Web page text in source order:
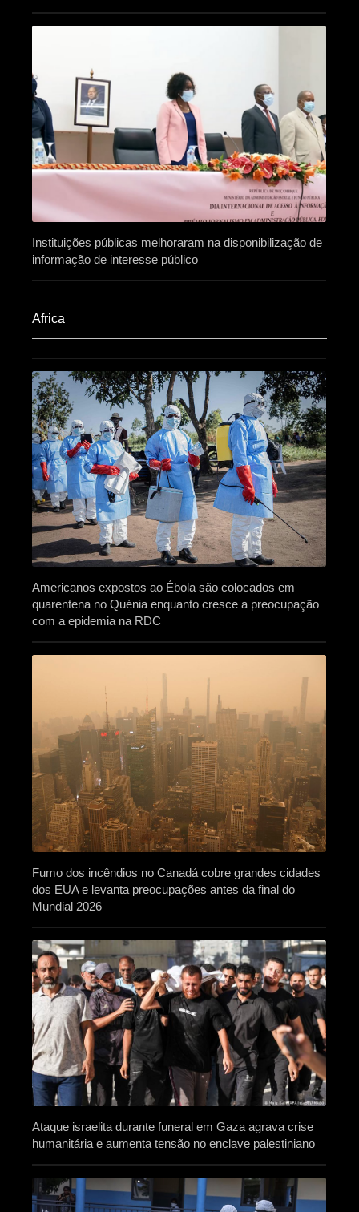
Instituições públicas melhoraram na disponibilização de
informação de interesse público
Africa​
Americanos expostos ao Ébola são colocados em
quarentena no Quénia enquanto cresce a preocupação
com a epidemia na RDC
Fumo dos incêndios no Canadá cobre grandes cidades
dos EUA e levanta preocupações antes da final do
Mundial 2026
Ataque israelita durante funeral em Gaza agrava crise
humanitária e aumenta tensão no enclave palestiniano